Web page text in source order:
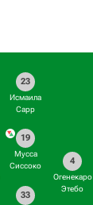
4
Огенекаро
Этебо
23
Исмаила
Сарр
19
Мусса
Сиссоко
33